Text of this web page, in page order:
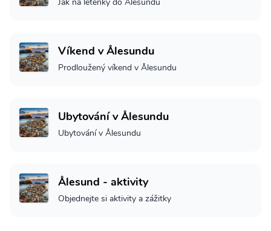
Víkend v Ålesundu
Prodloužený víkend v Ålesundu
Ubytování v Ålesundu
Ubytování v Ålesundu
Ålesund - aktivity
Objednejte si aktivity a zážitky